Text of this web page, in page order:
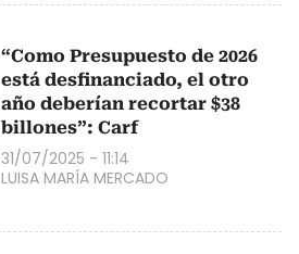
“Como Presupuesto de 2026
está desfinanciado, el otro
año deberían recortar $38
billones”: Carf
31/07/2025 - 11:14
LUISA MARÍA MERCADO